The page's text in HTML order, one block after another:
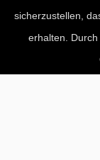
sicherzustellen,
erhalten.